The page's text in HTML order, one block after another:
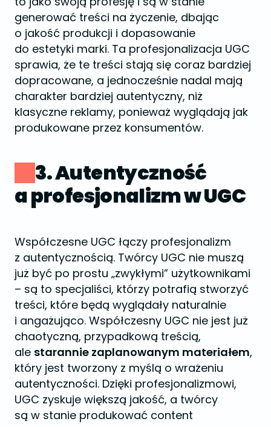
generować treści na życzenie, dbając
o jakość produkcji i dopasowanie
do estetyki marki. Ta profesjonalizacja UGC
sprawia, że te treści stają się coraz bardziej
dopracowane, a jednocześnie nadal mają
charakter bardziej autentyczny, niż
klasyczne reklamy, ponieważ wyglądają jak
produkowane przez konsumentów.
3. Autentyczność
a profesjonalizm w UGC
Współczesne UGC łączy profesjonalizm
z autentycznością. Twórcy UGC nie muszą
już być po prostu „zwykłymi” użytkownikami
– są to specjaliści, którzy potrafią stworzyć
treści, które będą wyglądały naturalnie
i angażująco. Współczesny UGC nie jest już
chaotyczną, przypadkową treścią,
ale starannie zaplanowanym materiałem,
który jest tworzony z myślą o wrażeniu
autentyczności. Dzięki profesjonalizmowi,
UGC zyskuje większą jakość, a twórcy
są w stanie produkować content